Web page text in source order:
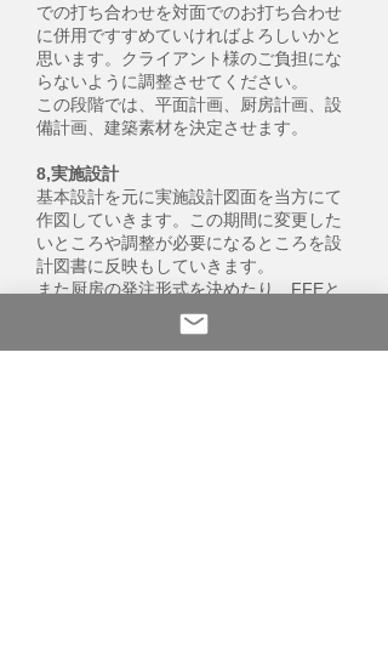
での打ち合わせを対面でのお打ち合わせ
に併用ですすめていければよろしいかと
思います。クライアント様のご負担にな
らないように調整させてください。
この段階では、平面計画、厨房計画、設
備計画、建築素材を決定させます。
8,実施設計
基本設計を元に実施設計図面を当方にて
作図していきます。この期間に変更した
いところや調整が必要になるところを設
計図書に反映もしていきます。
また厨房の発注形式を決めたり、FFEと
呼ばれる家具什器や備品の計画も行って